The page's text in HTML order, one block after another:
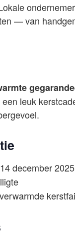
— van
leuk
december 2025